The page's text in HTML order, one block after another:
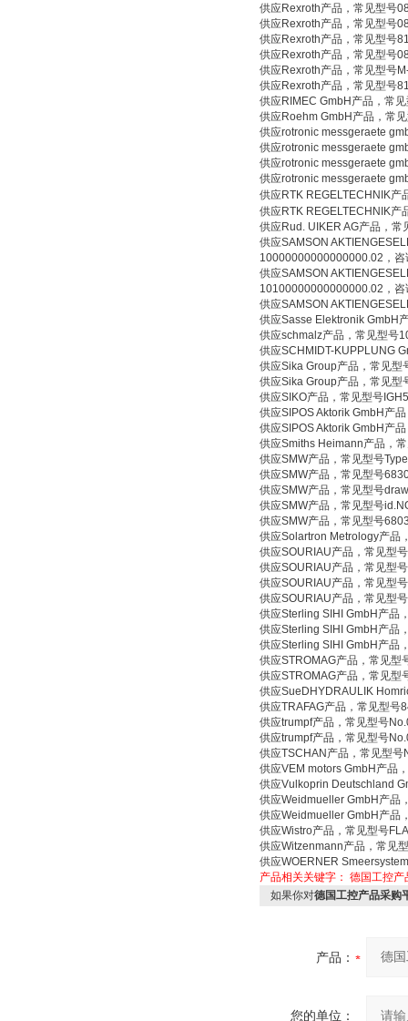
供应Rexroth产品，常见型号
供应Rexroth产品，常见型号
供应Rexroth产品，常见型号
供应Rexroth产品，常见型号
供应Rexroth产品，常见型号
供应Rexroth产品，常见型号
供应RIMEC GmbH产品，常
供应Roehm GmbH产品，常
供应rotronic messgeraete
供应rotronic messgeraete
供应rotronic messgeraete
供应rotronic messgeraete
供应RTK REGELTECHNIK
供应RTK REGELTECHNIK
供应Rud. UIKER AG产品，
供应SAMSON
10000000000000000.02，咨
供应SAMSON
10100000000000000.02，咨
供应SAMSON
供应Sasse Elektronik GmbH
供应schmalz产品，常见型号
供应SCHMIDT-KUPPLUNG
供应Sika Group产品，常见型
供应Sika Group产品，常见型
供应SIKO产品，常见型号
供应SIPOS Aktorik GmbH产
供应SIPOS Aktorik GmbH产
供应Smiths Heimann产品，
供应SMW产品，常见型号
供应SMW产品，常见型号
供应SMW产品，常见型号
供应SMW产品，常见型号
供应SMW产品，常见型号
供应Solartron Metrology产品
供应SOURIAU产品，常见型
供应SOURIAU产品，常见型
供应SOURIAU产品，常见型
供应SOURIAU产品，常见型
供应Sterling SIHI GmbH产品
供应Sterling SIHI GmbH产品
供应Sterling SIHI GmbH产品
供应STROMAG产品，常见
供应STROMAG产品，常见型
供应SueDHYDRAULIK
供应TRAFAG产品，常见型
供应trumpf产品，常见型号
供应trumpf产品，常见型号
供应TSCHAN产品，常见型
供应VEM motors GmbH产品
供应Vulkoprin Deutschland
供应Weidmueller GmbH产品
供应Weidmueller GmbH产品
供应Wistro产品，常见型号
供应Witzenmann产品，常见
供应WOERNER
产品相关关键字： 德国工控产
如果你对德国工控产品采购
产品：
您的单位：